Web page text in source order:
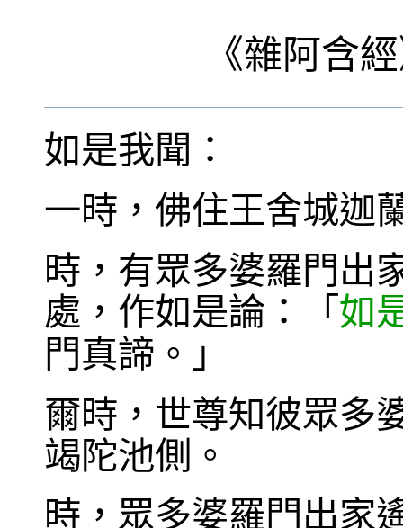
《雜阿含
如是我聞：
一時，佛住王舍城迦
時，有眾多婆羅門出
處，作如是論：「 如
門真諦。」
爾時，世尊知彼眾多
竭陀池側。
時，眾多婆羅門出家